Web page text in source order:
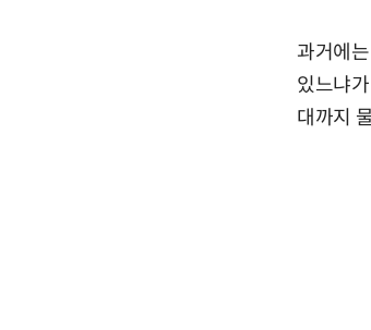
과거에
있느냐
대까지